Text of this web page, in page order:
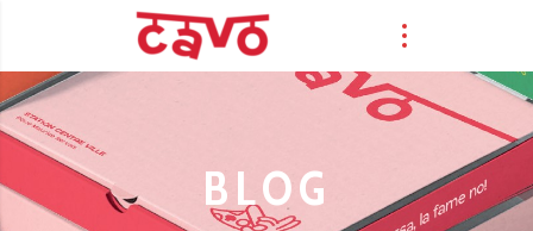
BLOG